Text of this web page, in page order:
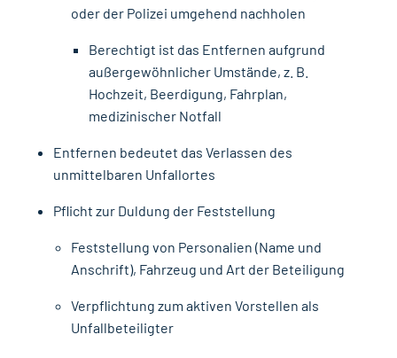
oder der Polizei umgehend nachholen
Berechtigt ist das Entfernen aufgrund
außergewöhnlicher Umstände, z. B.
Hochzeit, Beerdigung, Fahrplan,
medizinischer Notfall
Entfernen bedeutet das Verlassen des
unmittelbaren Unfallortes
Pflicht zur Duldung der Feststellung
Feststellung von Personalien (Name und
Anschrift), Fahrzeug und Art der Beteiligung
Verpflichtung zum aktiven Vorstellen als
Unfallbeteiligter